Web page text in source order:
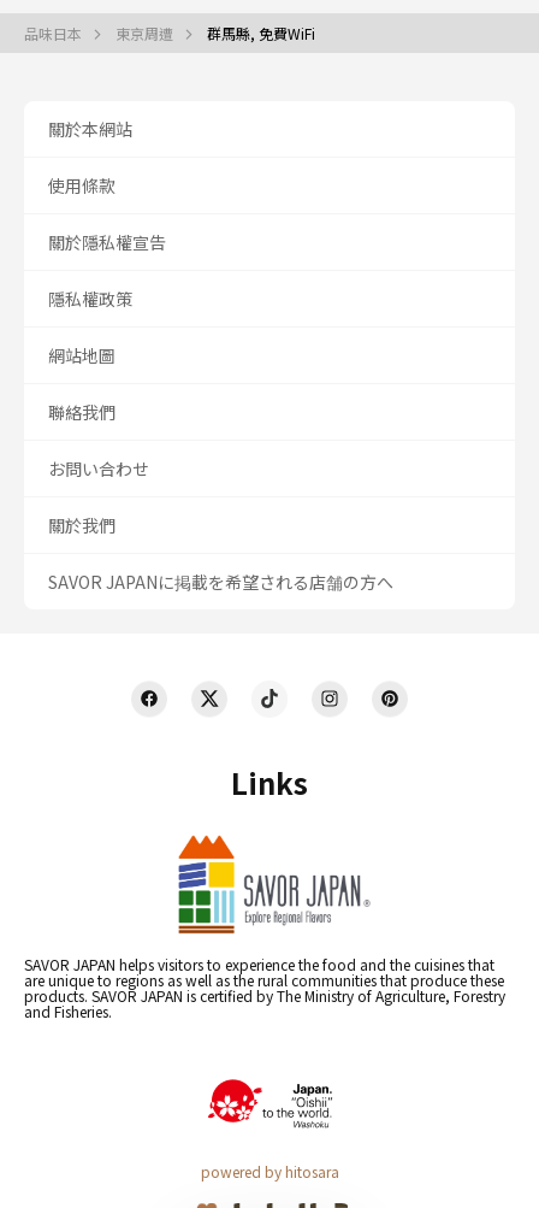
品味日本 東京周遭 群馬縣, 免費WiFi
Links
SAVOR JAPAN helps visitors to experience the food and the cuisines that
are unique to regions as well as the rural communities that produce these
products. SAVOR JAPAN is certified by The Ministry of Agriculture, Forestry
and Fisheries.
powered by hitosara
關於本網站
使用條款
關於隱私權宣告
隱私權政策
網站地圖
聯絡我們
お問い合わせ
關於我們
SAVOR JAPANに掲載を希望される店舗の方へ